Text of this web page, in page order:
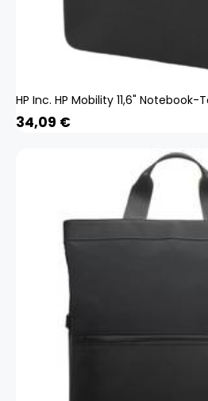
HP Inc. HP Mobility 11,6" Notebook-
34,09 €